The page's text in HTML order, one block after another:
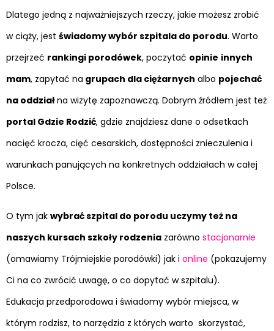
Dlatego jedną z najważniejszych rzeczy, jakie możesz zrobić
w ciąży, jest świadomy wybór szpitala do porodu. Warto
przejrzeć rankingi porodówek, poczytać opinie innych
mam, zapytać na grupach dla ciężarnych albo pojechać
na oddziałna wizytę zapoznawczą. Dobrym źródłem jest też
portal Gdzie Rodzić, gdzie znajdziesz dane o odsetkach
nacięć krocza, cięć cesarskich, dostępności znieczulenia i
warunkach panujących na konkretnych oddziałach w całej
Polsce.
O tym jak wybrać szpital do porodu uczymy też na
naszych kursach szkoły rodzenia zarówno stacjonarnie
(omawiamy Trójmiejskie porodówki) jak i online (pokazujemy
Ci na co zwrócić uwagę, o co dopytać w szpitalu).
Edukacja przedporodowa i świadomy wybór miejsca, w
którym rodzisz, to narzędzia z których warto skorzystać,